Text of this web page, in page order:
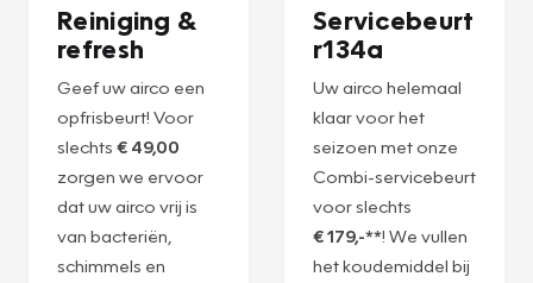
Reiniging &
refresh
Geef uw airco een
opfrisbeurt! Voor
slechts € 49,00
zorgen we ervoor
dat uw airco vrij is
van bacteriën,
schimmels en
Servicebeurt
r134a
Uw airco helemaal
klaar voor het
seizoen met onze
Combi-servicebeurt
voor slechts
€ 179,-**! We vullen
het koudemiddel bij